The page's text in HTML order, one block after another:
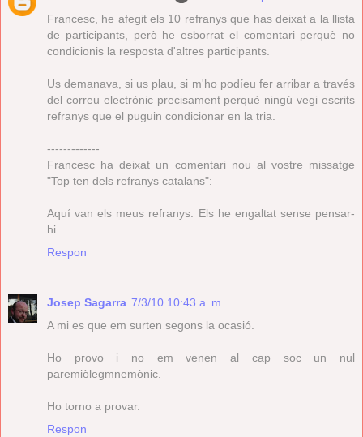
Francesc, he afegit els 10 refranys que has deixat a la llista
de participants, però he esborrat el comentari perquè no
condicionis la resposta d'altres participants.
Us demanava, si us plau, si m'ho podíeu fer arribar a través
del correu electrònic precisament perquè ningú vegi escrits
refranys que el puguin condicionar en la tria.
-------------
Francesc ha deixat un comentari nou al vostre missatge
"Top ten dels refranys catalans":
Aquí van els meus refranys. Els he engaltat sense pensar-
hi.
Respon
Josep Sagarra 7/3/10 10:43 a. m.
A mi es que em surten segons la ocasió.
Ho provo i no em venen al cap soc un nul
paremiòlegmnemònic.
Ho torno a provar.
Respon